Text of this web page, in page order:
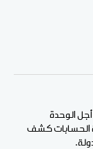
الوحدة
الحسابات كشف